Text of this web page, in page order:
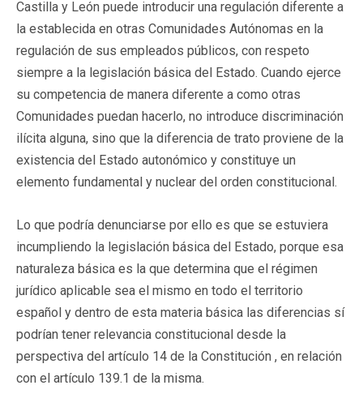
Castilla y León puede introducir una regulación diferente a
la establecida en otras Comunidades Autónomas en la
regulación de sus empleados públicos, con respeto
siempre a la legislación básica del Estado. Cuando ejerce
su competencia de manera diferente a como otras
Comunidades puedan hacerlo, no introduce discriminación
ilícita alguna, sino que la diferencia de trato proviene de la
existencia del Estado autonómico y constituye un
elemento fundamental y nuclear del orden constitucional.
Lo que podría denunciarse por ello es que se estuviera
incumpliendo la legislación básica del Estado, porque esa
naturaleza básica es la que determina que el régimen
jurídico aplicable sea el mismo en todo el territorio
español y dentro de esta materia básica las diferencias sí
podrían tener relevancia constitucional desde la
perspectiva del artículo 14 de la Constitución , en relación
con el artículo 139.1 de la misma.